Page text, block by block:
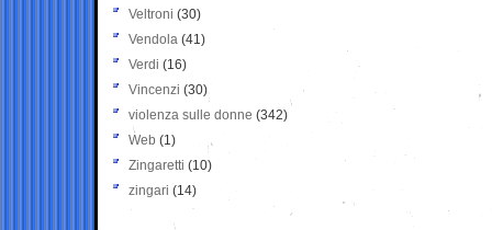
Veltroni (30)
Vendola (41)
Verdi (16)
Vincenzi (30)
violenza sulle donne (342)
Web (1)
Zingaretti (10)
zingari (14)